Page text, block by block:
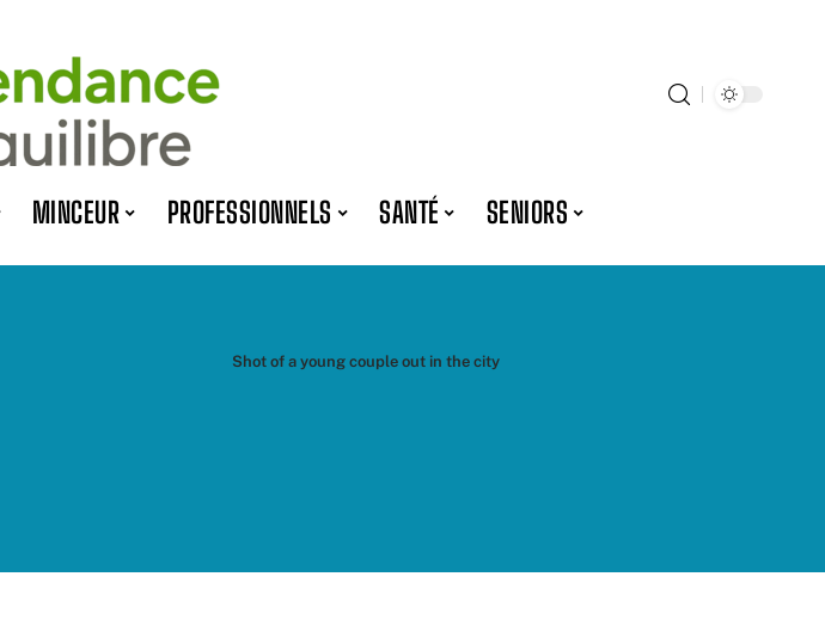
MINCEUR PROFESSIONNELS SANTÉ SENIORS
Shot of a young couple out in the city